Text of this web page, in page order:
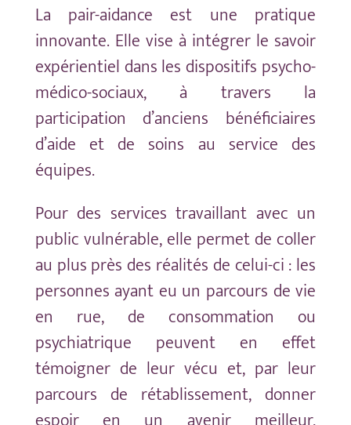
La pair-aidance est une pratique
innovante. Elle vise à intégrer le savoir
expérientiel dans les dispositifs psycho-
médico-sociaux, à travers la
participation d’anciens bénéficiaires
d’aide et de soins au service des
équipes.
Pour des services travaillant avec un
public vulnérable, elle permet de coller
au plus près des réalités de celui-ci : les
personnes ayant eu un parcours de vie
en rue, de consommation ou
psychiatrique peuvent en effet
témoigner de leur vécu et, par leur
parcours de rétablissement, donner